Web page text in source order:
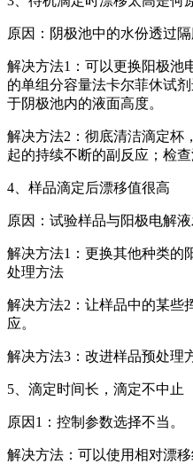
原因：阴极池中的水份透过隔
解决方法1：可以更换阳极池
的单组分容量法卡尔菲休试
于阴极池内的液面高度。
解决方法2：彻底清洁滴定杯
起的持续不断的副反应；检查
4、样品滴定后漂移值很高
原因：试验样品与阳极电解
解决方法1：更换其他种类的
处理方法
解决方法2：让样品中的某些
应。
解决方法3：改进样品预处理
5、滴定时间长，滴定不中止
原因1：控制参数选择不当。
解决方法：可以使用相对漂